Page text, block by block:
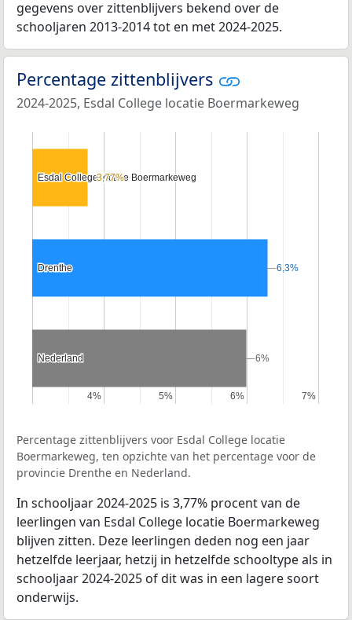
gegevens over zittenblijvers bekend over de
schooljaren 2013-2014 tot en met 2024-2025.
Percentage zittenblijvers
2024-2025, Esdal College locatie Boermarkeweg
4%
4% 5%
5% 6%
6% 7%
7%
Esdal College locatie Boermarkeweg
Esdal College locatie Boermarkeweg
Drenthe
Drenthe
Nederland
Nederland
3,77%
3,77%
6,3%
6,3%
6%
6%
Percentage zittenblijvers voor Esdal College locatie
Boermarkeweg, ten opzichte van het percentage voor de
provincie Drenthe en Nederland.
In schooljaar 2024-2025 is 3,77% procent van de
leerlingen van Esdal College locatie Boermarkeweg
blijven zitten. Deze leerlingen deden nog een jaar
hetzelfde leerjaar, hetzij in hetzelfde schooltype als in
schooljaar 2024-2025 of dit was in een lagere soort
onderwijs.